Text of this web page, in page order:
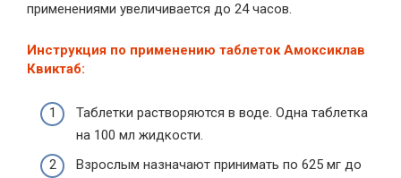
применениями увеличивается до 24 часов.
Инструкция по применению таблеток Амоксиклав
Квиктаб:
Таблетки растворяются в воде. Одна таблетка
на 100 мл жидкости.
Взрослым назначают принимать по 625 мг до